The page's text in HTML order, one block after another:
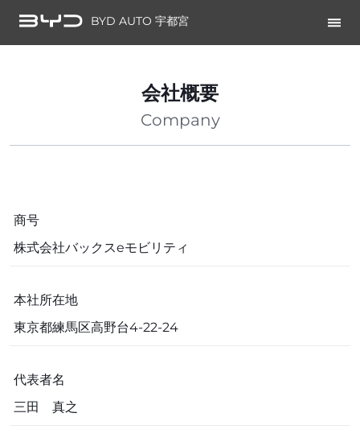
BYD AUTO 宇都宮
会社概要
Company
商号
株式会社バックスeモビリティ
本社所在地
東京都練馬区高野台4-22-24
代表者名
三田 真之